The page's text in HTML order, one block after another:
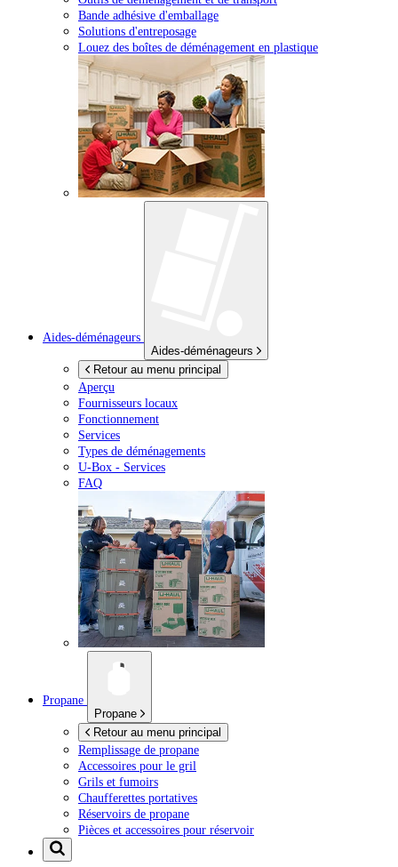
Bande adhésive d'emballage
Solutions d'entreposage
Louez des boîtes de déménagement en plastique
Aides-déménageurs
Aides-déménageurs
Retour au menu principal
Aperçu
Fournisseurs locaux
Fonctionnement
Services
Types de déménagements
U-Box - Services
FAQ
Propane
Propane
Retour au menu principal
Remplissage de propane
Accessoires pour le gril
Grils et fumoirs
Chaufferettes portatives
Réservoirs de propane
Pièces et accessoires pour réservoir